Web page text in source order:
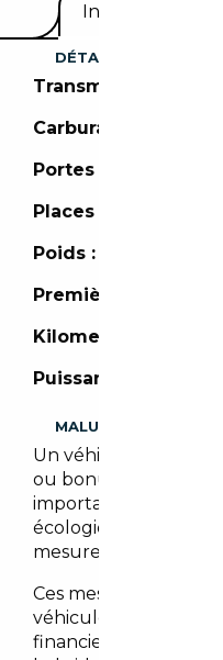
Informations
DÉTAILS DU VÉHICULE
Transmission :
Carburant :
Portes :
Places :
Poids :
Première mise en
Kilometrage :
Puissance :
MALUS
Un véhicule importé
ou bonus
important de noter
écologiques peuvent
mesures
Ces mesures visent à
véhicules moins
financiers pour les